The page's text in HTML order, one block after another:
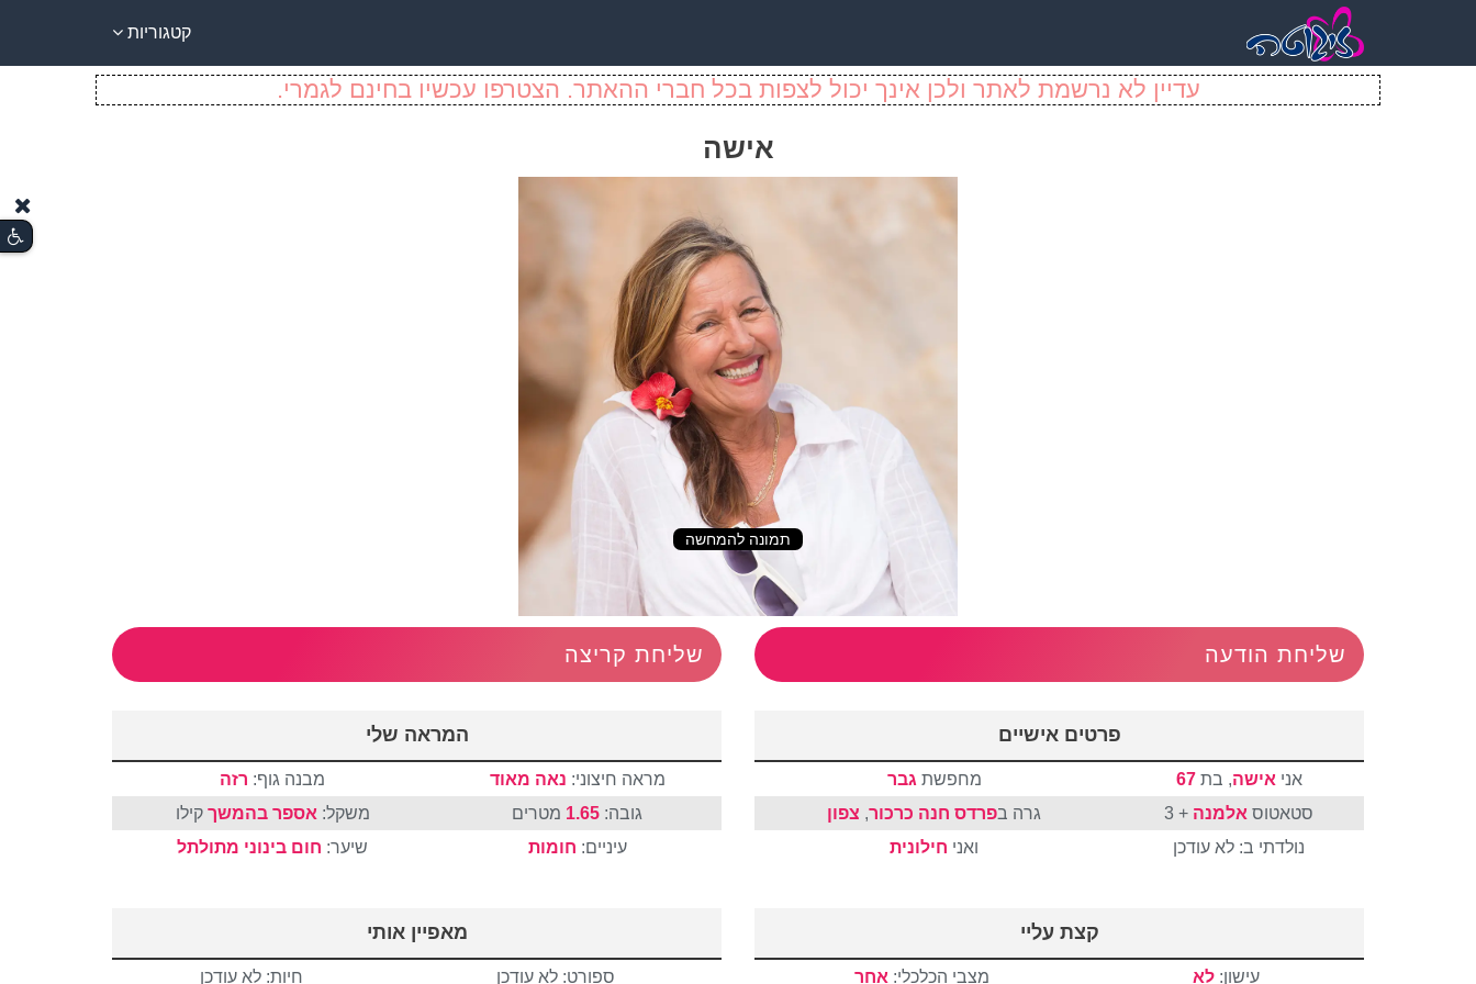
קטגוריות
עדיין לא נרשמת לאתר ולכן אינך יכול לצפות בכל חברי ההאתר. הצטרפו עכשיו בחינם לגמרי.
אישה
תמונה להמחשה
שליחת הודעה שליחת קריצה
פרטים אישיים
אני אישה, בת67 מחפשת גבר
סטאטוס אלמנה + 3 גרה בפרדס חנה כרכור, צפון
נולדתי ב: לא עודכן
ואני חילונית
המראה שלי
מראה חיצוני: נאה מאוד מבנה גוף: רזה
גובה: 1.65 מטרים משקל: אספר בהמשך קילו
עיניים: חומות שיער: חום בינוני מתולתל
קצת עליי
עישון: לא מצבי הכלכלי: אחר
מאפיין אותי
ספורט: לא עודכן
חיות: לא עודכן